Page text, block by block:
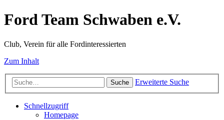
Ford Team Schwaben e.V.
Club, Verein für alle Fordinteressierten
Zum Inhalt
Suche Erweiterte Suche
Schnellzugriff
Homepage